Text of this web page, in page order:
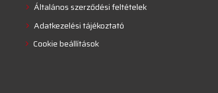
Általános szerződési feltételek
Adatkezelési tájékoztató
Cookie beállítások